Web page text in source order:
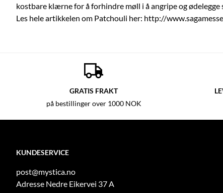
kostbare klærne for å forhindre møll i å angripe og ødelegge
Les hele artikkelen om Patchouli her: http://
GRATIS FRAKT
på bestillinger over 1000 NOK
KUNDESERVICE
post@mystica.no
Adresse Nedre Eikervei 37 A